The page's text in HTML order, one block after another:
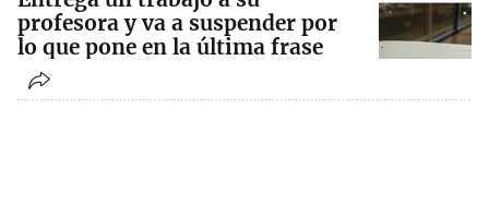
profesora y va a suspender por
lo que pone en la última frase